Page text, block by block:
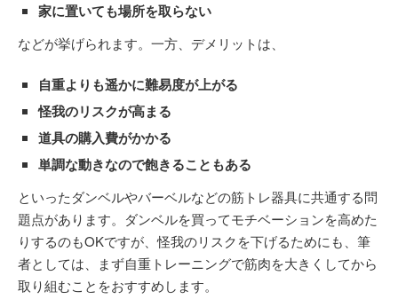
家に置いても場所を取らない
などが挙げられます。一方、デメリットは、
自重よりも遥かに難易度が上がる
怪我のリスクが高まる
道具の購入費がかかる
単調な動きなので飽きることもある
といったダンベルやバーベルなどの筋トレ器具に共通する問
題点があります。ダンベルを買ってモチベーションを高めた
りするのもOKですが、怪我のリスクを下げるためにも、筆
者としては、まず自重トレーニングで筋肉を大きくしてから
取り組むことをおすすめします。